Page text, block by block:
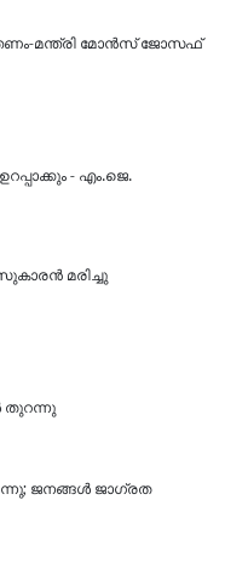
മന്ത്രി മോൻസ് ജോസഫ്
- എം.ജെ.
മരിച്ചു
തുറന്നു
ജനങ്ങള്‍ ജാഗ്രത